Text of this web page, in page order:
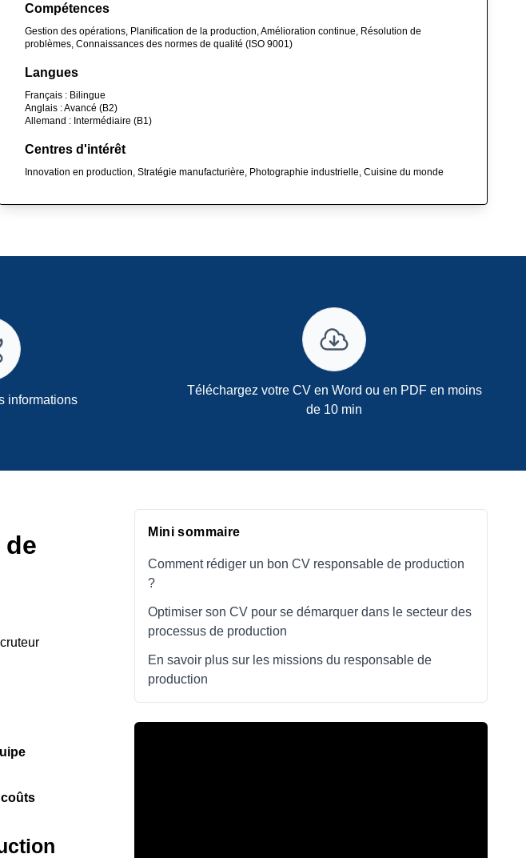
Compétences
Gestion des opérations, Planification de la production, Amélioration continue, Résolution de
problèmes, Connaissances des normes de qualité (ISO 9001)
Langues
Français : Bilingue
Anglais : Avancé (B2)
Allemand : Intermédiaire (B1)
Centres d'intérêt
Innovation en production, Stratégie manufacturière, Photographie industrielle, Cuisine du monde
informations
Téléchargez votre CV en Word ou en PDF en moins
de 10 min
Mini sommaire
Comment rédiger un bon CV responsable de production
?
Optimiser son CV pour se démarquer dans le secteur des
processus de production
En savoir plus sur les missions du responsable de
production